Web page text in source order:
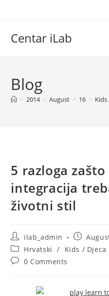
Centar iLab
Blog
> 2014 > August > 16 > Kids
5 razloga
integracija
životni stil
Post
author:
ilab_admin
Post
published:
Post
category:
Hrvatski / Kids / Djeca
Post0 Comments